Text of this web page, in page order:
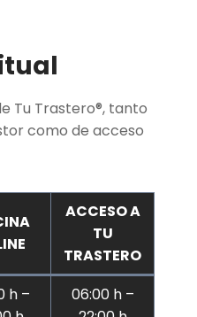
Tu Trastero®, tanto
como de acceso
ACCESO A
TU
TRASTERO
h –
06:00 h –